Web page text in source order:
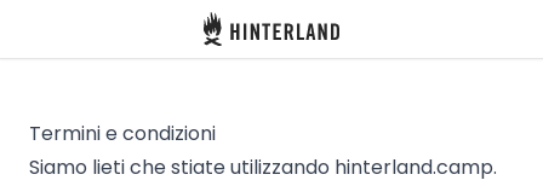
Hinterland
Termini e condizioni
Siamo lieti che stiate utilizzando hinterland.camp.